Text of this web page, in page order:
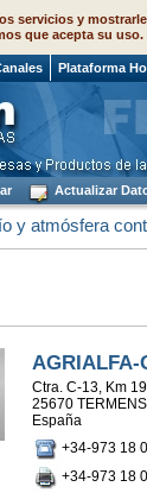
servicios y
que acepta su
Plataforma
Actualizar
y atmósfera
AGRIALFA-
Ctra. C-13, Km 19
25670
España
+34-973 18
+34-973 18